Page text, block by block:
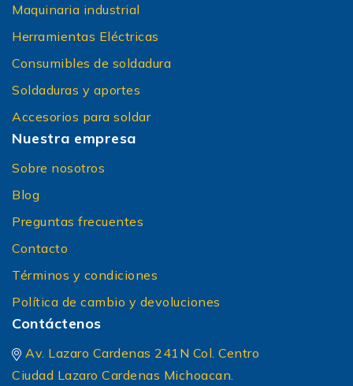
Maquinaria industrial
Herramientas Eléctricas
Consumibles de soldadura
Soldaduras y aportes
Accesorios para soldar
Nuestra empresa
Sobre nosotros
Blog
Preguntas frecuentes
Contacto
Términos y condiciones
Política de cambio y devoluciones
Contáctenos
Av. Lazaro Cardenas 241N Col. Centro
Ciudad Lazaro Cardenas Michoacan.